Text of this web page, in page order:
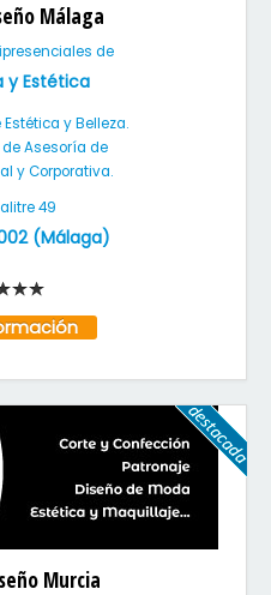
Málaga
de
y Estética
y Belleza.
Asesoría de
y Corporativa.
49
(Málaga)
Murcia